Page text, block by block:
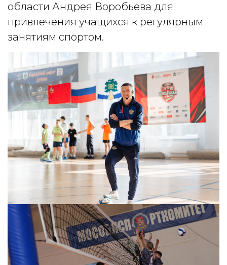
области Андрея Воробьева для
привлечения учащихся к регулярным
занятиям спортом.